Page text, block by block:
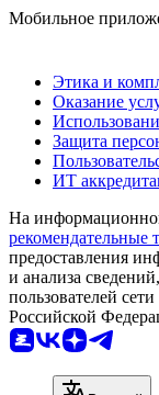
Мобильное
Этика и
Оказание
Защита
ИТ
На
рекомендательные
предоставления
и анализа
пользователей
Российской